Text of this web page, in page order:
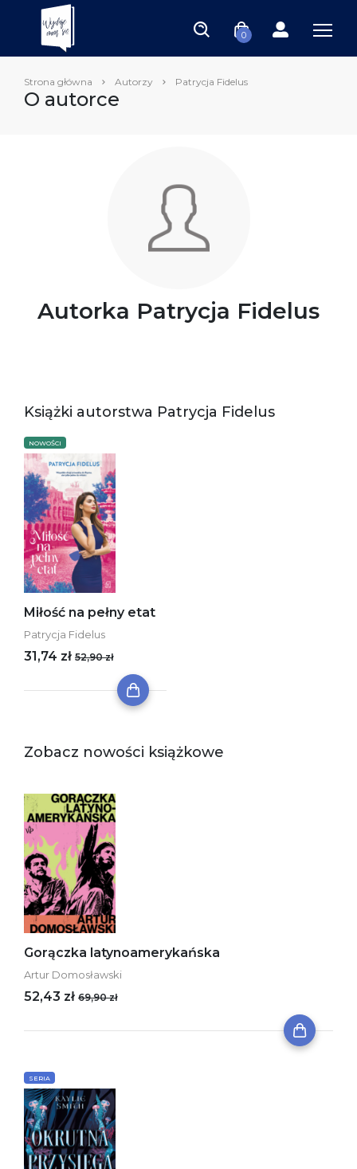
0
Strona główna Autorzy Patrycja Fidelus
O autorce
Autorka Patrycja Fidelus
Książki autorstwa Patrycja Fidelus
NOWOŚCI
Miłość na pełny etat
Patrycja Fidelus
31,74 zł 52,90 zł
Zobacz nowości książkowe
Gorączka latynoamerykańska
Artur Domosławski
52,43 zł 69,90 zł
SERIA